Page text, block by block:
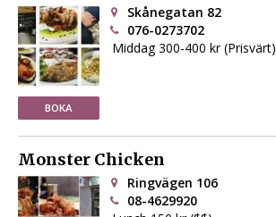
BOKA
Skånegatan 82
076-0273702
Middag 300-400 kr (Prisvärt)
Monster Chicken
Ringvägen 106
08-4629920